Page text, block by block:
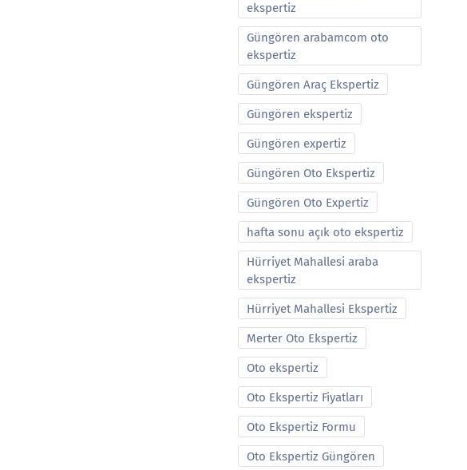
ekspertiz
Güngören arabamcom oto
ekspertiz
Güngören Araç Ekspertiz
Güngören ekspertiz
Güngören expertiz
Güngören Oto Ekspertiz
Güngören Oto Expertiz
hafta sonu açık oto ekspertiz
Hürriyet Mahallesi araba
ekspertiz
Hürriyet Mahallesi Ekspertiz
Merter Oto Ekspertiz
Oto ekspertiz
Oto Ekspertiz Fiyatları
Oto Ekspertiz Formu
Oto Ekspertiz Güngören